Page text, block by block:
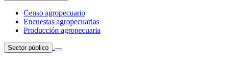
Censo agropecuario
Encuestas agropecuarias
Producción agropecuaria
Sector público